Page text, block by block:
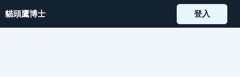
貓頭鷹博士 登入